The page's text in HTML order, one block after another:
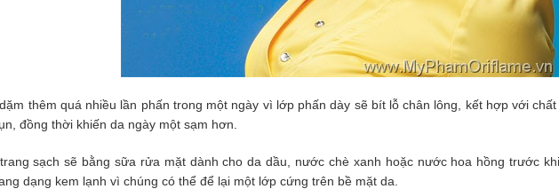
thêm quá nhiều lần phấn trong một ngày vì lớp phấn dày sẽ bít lỗ chân lông, kết hợp với
đồng thời khiến da ngày một sạm hơn.
sạch sẽ bằng sữa rửa mặt dành cho da dầu, nước chè xanh hoặc nước hoa hồng trước
dạng kem lạnh vì chúng có thể để lại một lớp cứng trên bề mặt da.